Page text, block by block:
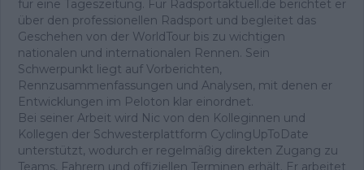
für eine Tageszeitung. Für Radsportaktuell.de berichtet er
über den professionellen Radsport und begleitet das
Geschehen von der WorldTour bis zu wichtigen
nationalen und internationalen Rennen. Sein
Schwerpunkt liegt auf Vorberichten,
Rennzusammenfassungen und Analysen, mit denen er
Entwicklungen im Peloton klar einordnet.
Bei seiner Arbeit wird Nic von den Kolleginnen und
Kollegen der Schwesterplattform CyclingUpToDate
unterstützt, wodurch er regelmäßig direkten Zugang zu
Teams, Fahrern und offiziellen Terminen erhält. Er arbeitet